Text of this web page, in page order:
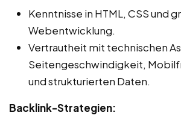
Kenntnisse in HTML, CSS und
Webentwicklung.
Vertrautheit mit technischen
Seitengeschwindigkeit,
und strukturierten Daten.
Backlink-Strategien: